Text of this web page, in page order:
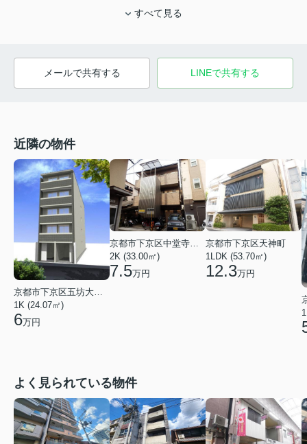
すべて見る
メールで共有する LINEで共有する
近隣の物件
京都市下京区五坊大宮町
1K (24.07㎡)
6万円
京都市下京区中堂寺北町
2K (33.00㎡)
7.5万円
京都市下京区天神町
1LDK (53.70㎡)
12.3万円
よく見られている物件